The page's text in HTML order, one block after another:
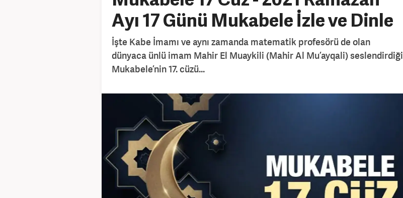
Ayı 17 Günü Mukabele İzle ve Dinle
İşte Kabe İmamı ve aynı zamanda matematik profesörü de olan
dünyaca ünlü imam Mahir El Muaykili (Mahir Al Mu’ayqali) seslendirdiği
Mukabele’nin 17. cüzü...